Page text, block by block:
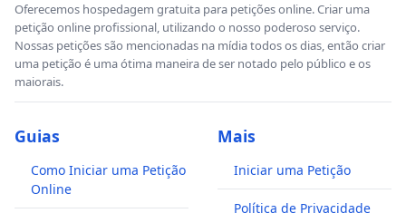
Oferecemos hospedagem gratuita para petições online. Criar uma
petição online profissional, utilizando o nosso poderoso serviço.
Nossas petições são mencionadas na mídia todos os dias, então criar
uma petição é uma ótima maneira de ser notado pelo público e os
maiorais.
Guias
Como Iniciar uma Petição
Online
Mais
Iniciar uma Petição
Política de Privacidade